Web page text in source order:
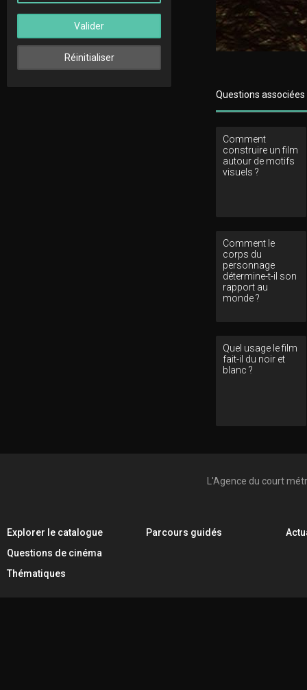
Valider
Réinitialiser
Questions associées
Comment
construire un film
autour de motifs
visuels ?
Comment le
corps du
personnage
détermine-t-il son
rapport au
monde ?
Quel usage le film
fait-il du noir et
blanc ?
L'Agence du court
Explorer le catalogue
Questions de cinéma
Thématiques
Parcours guidés